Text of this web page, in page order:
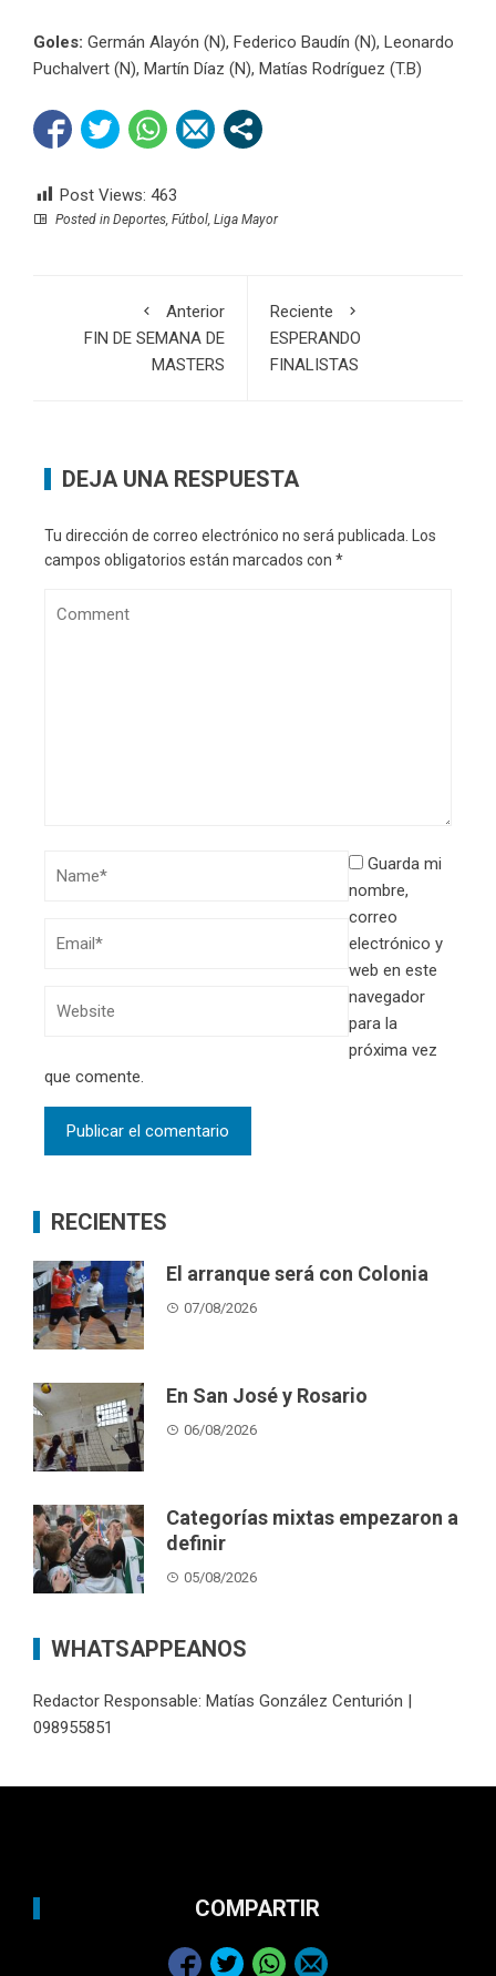
Goles: Germán Alayón (N), Federico Baudín (N), Leonardo
Puchalvert (N), Martín Díaz (N), Matías Rodríguez (T.B)
Post Views: 463
Posted in Deportes, Fútbol, Liga Mayor
Anterior
FIN DE SEMANA DE
MASTERS
Reciente
ESPERANDO
FINALISTAS
DEJA UNA RESPUESTA
Tu dirección de correo electrónico no será publicada. Los
campos obligatorios están marcados con *
Guarda mi
nombre,
correo
electrónico y
web en este
navegador
para la
próxima vez
que comente.
RECIENTES
El arranque será con Colonia
07/08/2026
En San José y Rosario
06/08/2026
Categorías mixtas empezaron a
definir
05/08/2026
WHATSAPPEANOS
Redactor Responsable: Matías González Centurión |
098955851
COMPARTIR